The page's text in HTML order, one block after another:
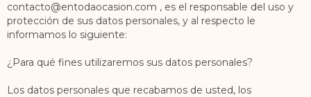
contacto@entodaocasion.com , es el responsable del uso y
protección de sus datos personales, y al respecto le
informamos lo siguiente:
¿Para qué fines utilizaremos sus datos personales?
Los datos personales que recabamos de usted, los